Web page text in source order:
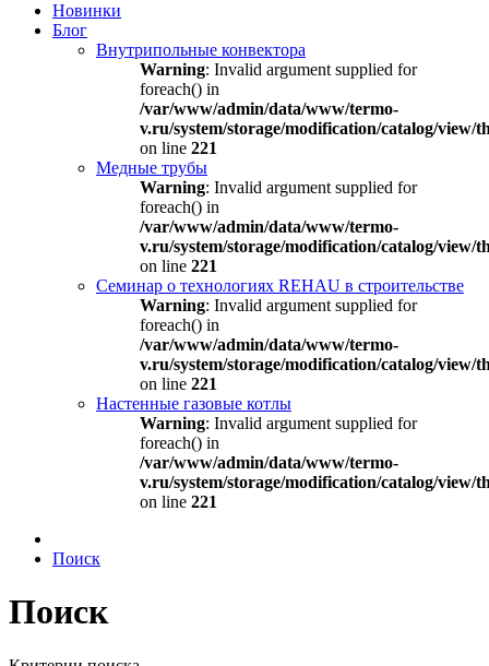
Новинки
Блог
Внутрипольные конвектора
Warning: Invalid argument supplied for
foreach() in
/var/www/admin/data/www/termo-
v.ru/system/storage/modification/catalog/view/
on line 221
Медные трубы
Warning: Invalid argument supplied for
foreach() in
/var/www/admin/data/www/termo-
v.ru/system/storage/modification/catalog/view/
on line 221
Семинар о технологиях REHAU в строительстве
Warning: Invalid argument supplied for
foreach() in
/var/www/admin/data/www/termo-
v.ru/system/storage/modification/catalog/view/
on line 221
Настенные газовые котлы
Warning: Invalid argument supplied for
foreach() in
/var/www/admin/data/www/termo-
v.ru/system/storage/modification/catalog/view/
on line 221
Поиск
Поиск